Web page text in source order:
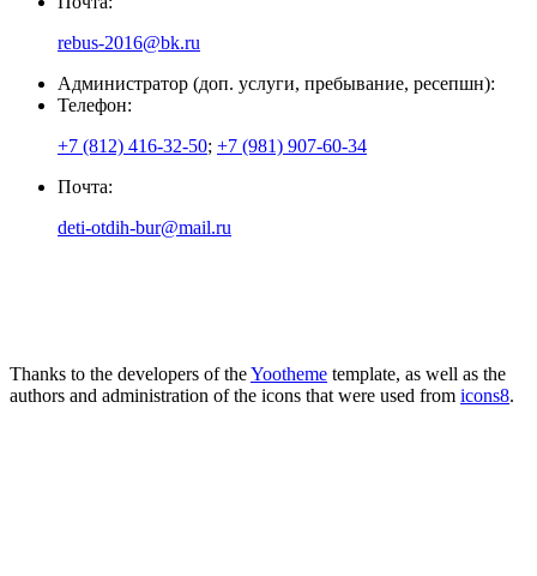
rebus-2016@bk.ru
Администратор (доп. услуги, пребывание, ресепшн):
Телефон:
+7 (812) 416-32-50; +7 (981) 907-60-34
Почта:
deti-otdih-bur@mail.ru
Thanks to the developers of theYootheme template, as well as the
authors and administration of the icons that were used from icons8.